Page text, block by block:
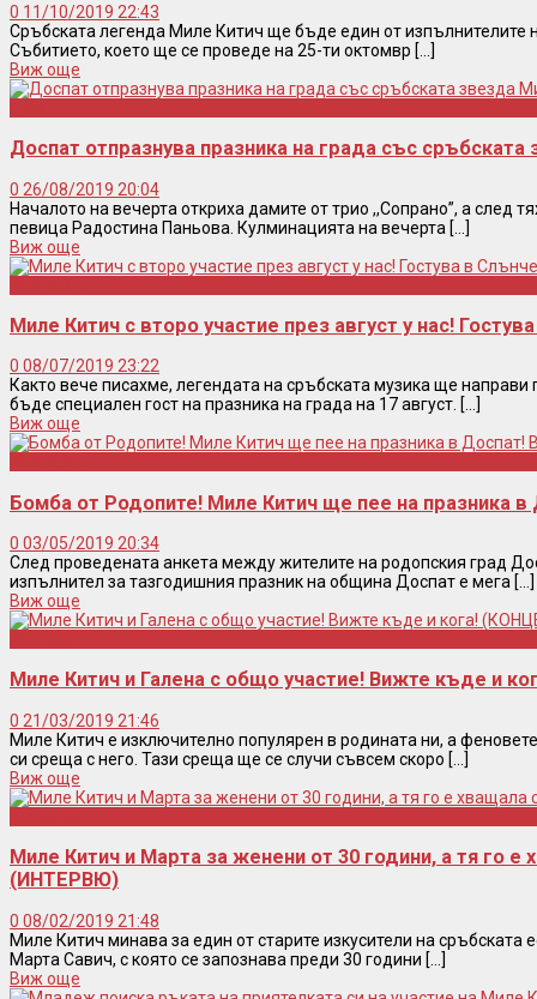
0 11/10/2019 22:43
Сръбската легенда Миле Китич ще бъде един от изпълнителите
Събитието, което ще се проведе на 25-ти октомвр [...]
Виж още
Доспат отпразнува празника на града със
0 26/08/2019 20:04
Началото на вечерта откриха дамите от трио ,,Сопрано”, а след
певица Радостина Паньова. Кулминацията на вечерта [...]
Виж още
Миле Китич с второ участие през август у нас!
0 08/07/2019 23:22
Както вече писахме, легендата на сръбската музика ще
бъде специален гост на празника на града на 17 август. [...]
Виж още
Бомба от Родопите! Миле Китич ще пее на празника
0 03/05/2019 20:34
След проведената анкета между жителите на родопския град
изпълнител за тазгодишния празник на община Доспат е мега [...]
Виж още
Миле Китич и Галена с общо участие! Вижте къде и
0 21/03/2019 21:46
Миле Китич е изключително популярен в родината ни, а
си среща с него. Тази среща ще се случи съвсем скоро [...]
Виж още
Миле Китич и Марта за женени от 30 години, а тя го е
(ИНТЕРВЮ)
0 08/02/2019 21:48
Миле Китич минава за един от старите изкусители на
Марта Савич, с която се запознава преди 30 години [...]
Виж още